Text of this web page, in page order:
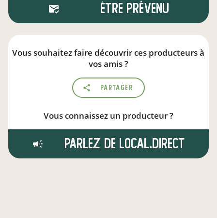
Être prévenu
Vous souhaitez faire découvrir ces producteurs à
vos amis ?
Partager
Vous connaissez un producteur ?
Parlez de local.direct